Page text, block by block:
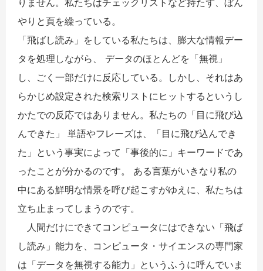
やりと頁を繰っている。
「飛ばし読み」をしている私たちは、膨大な情報デー
タを処理しながら、 データのほとんどを「無視」
し、ごく一部だけに反応している。しかし、それはあ
らかじめ設定された検索リストにヒットするというし
かたでの反応ではありません。私たちの「目に飛び込
んできた」 単語やフレーズは、「目に飛び込んでき
た」という事実によって「事後的に」キーワードであ
ったことが分かるのです。 ある言葉がいきなり私の
中にある鮮明な情景を呼び起こすがゆえに、私たちは
立ち止まってしまうのです。
人間だけにできてコンピュータにはできない「飛ば
し読み」能力を、コンピュータ・サイエンスの専門家
は「データを無視する能力」というふうに呼んでいま